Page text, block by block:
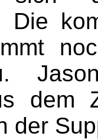
Die
dem
der